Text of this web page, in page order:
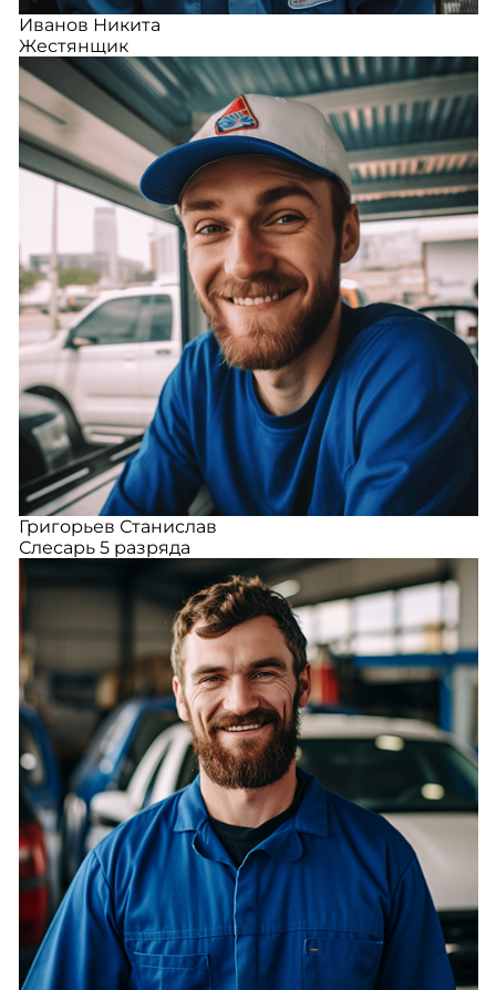
Иванов Никита
Жестянщик
Григорьев Станислав
Слесарь 5 разряда